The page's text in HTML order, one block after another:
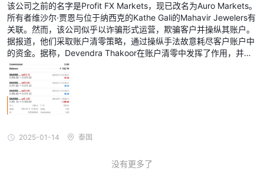
该公司之前的名字是Profit FX Markets，现已改名为Auro Markets。
所有者维沙尔·贾恩与位于纳西克的Kathe Gali的Mahavir Jewelers有
关联。然而，该公司似乎以诈骗形式运营，欺骗客户并操纵其账户。
据报道，他们采取账户清零策略，通过操纵手法故意耗尽客户账户中
的资金。据称，Devendra Thakoor在账户清零中发挥了作用，并因
参与欺诈活动而获得50%的佣金。 此外，该公司通过名为"Origo Ma
rkets"的独立平台收集资金。尽管收取了客户的资金，Auro Markets
未能退款或返还任何资金给客户。该公司的不道德做法，包括账户操
纵、资金挪用和拒绝退款，足以说明其是以欺诈而不是合法方式运
营。
2025-01-14 泰国
没有更多了